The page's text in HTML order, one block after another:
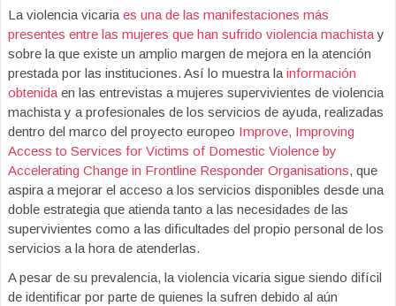
La violencia vicaria es una de las manifestaciones más
presentes entre las mujeres que han sufrido violencia machistay
sobre la que existe un amplio margen de mejora en la atención
prestada por las instituciones. Así lo muestra la información
obtenida en las entrevistas a mujeres supervivientes de violencia
machista y a profesionales de los servicios de ayuda, realizadas
dentro del marco del proyecto europeo Improve, Improving
Access to Services for Victims of Domestic Violence by
Accelerating Change in Frontline Responder Organisations, que
aspira a mejorar el acceso a los servicios disponibles desde una
doble estrategia que atienda tanto a las necesidades de las
supervivientes como a las dificultades del propio personal de los
servicios a la hora de atenderlas.
A pesar de su prevalencia, la violencia vicaria sigue siendo difícil
de identificar por parte de quienes la sufren debido al aún